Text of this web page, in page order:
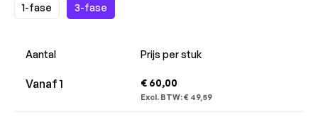
1-fase 3-fase
Aantal Prijs per stuk
Vanaf1 € 60,00
Excl. BTW:€ 49,59